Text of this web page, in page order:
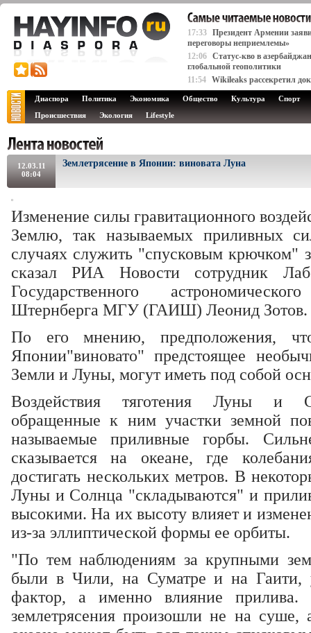
17:33 Президент Армении
переговоры неприемлемы»
12:06 Статус-кво в
глобальной геополитики
11:54 Wikileaks рассекретил
Диаспора Политика Экономика Общество Культура
Спорт
Происшествия
Экология Lifestyle
12.03.11
08:04
Землетрясение в Японии: виновата Луна
Изменение силы гравитационного
Землю, так называемых приливных
случаях служить "спусковым крючком"
сказал РИА Новости сотрудник
Государственного
Штернберга МГУ (ГАИШ) Леонид Зотов.
По его мнению, предположения,
Японии"виновато" предстоящее
Земли и Луны, могут иметь под собой
Воздействия тяготения Луны и
обращенные к ним участки земной
называемые приливные горбы.
сказывается на океане, где
достигать нескольких метров. В
Луны и Солнца "складываются" и
высокими. На их высоту влияет и
из-за эллиптической формы ее орбиты.
"По тем наблюдениям за крупными
были в Чили, на Суматре и на Гаити,
фактор, а именно влияние
землетрясения произошли не на